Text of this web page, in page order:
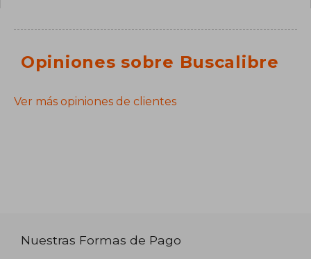
Opiniones sobre Buscalibre
Ver más opiniones de clientes
Nuestras Formas de Pago